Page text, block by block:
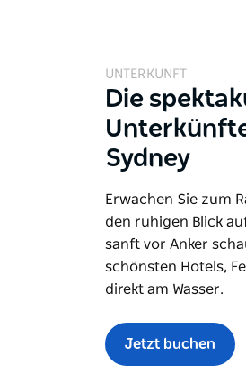
UNTERKUNFT
Die
Sydney
Erwachen Sie zum
den ruhigen Blick
sanft vor Anker
schönsten Hotels,
direkt am Wasser.
Jetzt buchen